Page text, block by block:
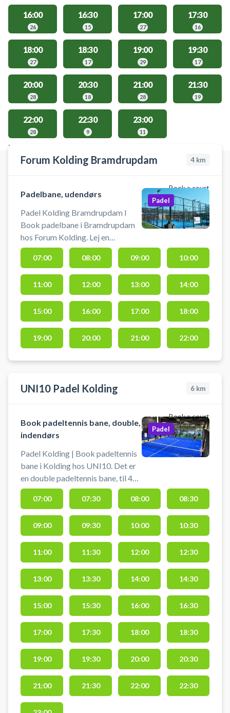
16:00
26
16:30
15
17:00
27
17:30
16
18:00
27
18:30
17
19:00
29
19:30
17
20:00
28
20:30
18
21:00
28
21:30
19
22:00
28
22:30
9
23:00
11
FACILITIES WITH AVAILABLE ACTIVITIES
Forum Kolding Bramdrupdam 4 km
Book a court
Padelbane, udendørs
Padel Kolding Bramdrupdam I
Book padelbane i Bramdrupdam
hos Forum Kolding. Lej en
padelbane og spil padel i Kolding
på en udendørs padelbane ved
Forum Kolding i Bramdrupdam.
Der tilbydes padel inklusiv
omklædning og mulighed for bad
efter. Tæt på padelbanerne over et
fantastisk outdoor lounge område
til brug for spillerne efter kampen.
Padel
07:00 08:00 09:00 10:00
11:00 12:00 13:00 14:00
15:00 16:00 17:00 18:00
19:00 20:00 21:00 22:00
UNI10 Padel Kolding 6 km
Book a court
Book padeltennis bane, double,
indendørs
Padel Kolding | Book padeltennis
bane i Kolding hos UNI10. Det er
en double padeltennis bane, til 4
personer. Book en af 10 indendørs
double padelbaner og spil
padeltennis i Kolding hos UNI10
Padel på C F Tietgens Vej 10,
6000 Kolding - tidligere WAP
padelcenter. Gratis parkering ved
booking af padeltennis bane hos
UNI10 padelcenter. Gratis bat er
inkluderet i banelejen og bolde
kan købes i centret. We Are Padel
Kolding padelcenter hedder nu
UNI10 #We-Are-Padel-Kolding
#WAP-kolding #padel-kolding
Padel
07:00 07:30 08:00 08:30
09:00 09:30 10:00 10:30
11:00 11:30 12:00 12:30
13:00 13:30 14:00 14:30
15:00 15:30 16:00 16:30
17:00 17:30 18:00 18:30
19:00 19:30 20:00 20:30
21:00 21:30 22:00 22:30